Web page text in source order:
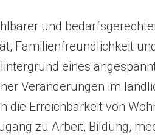
und
Familienfreundlichkeit
eines
Veränderungen im
die Erreichbarkeit von
zu Arbeit, Bildung,